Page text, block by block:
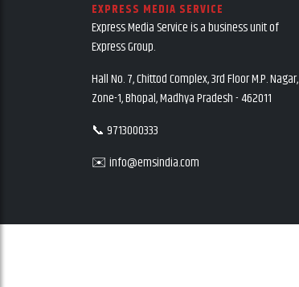
EXPRESS MEDIA SERVICE
Express Media Service is a business unit of
Express Group.
Hall No. 7, Chittod Complex, 3rd Floor M.P. Nagar,
Zone-1, Bhopal, Madhya Pradesh - 462011
📞 9713000333
✉️ info@emsindia.com